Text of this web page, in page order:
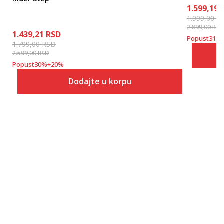
1.439,21 RSD
1.799,00RSD
2.599,00RSD
Popust30%+20%
Dodajte u korpu
1.599,19
1.999,00
2.899,00RSD
Popust31%